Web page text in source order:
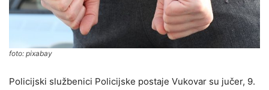
foto: pixabay
Policijski službenici Policijske postaje Vukovar su jučer, 9.